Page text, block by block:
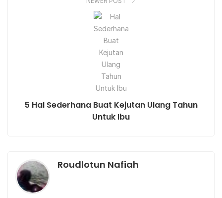
5 Hal Sederhana Buat Kejutan Ulang Tahun
Untuk Ibu
Roudlotun Nafiah